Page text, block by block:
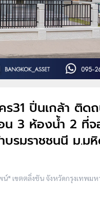
31 ปิ่นเกล้า ติด
น 3 ห้องน้ำ 2 ที่
รมราชชนนี ม.ม
* เขตตลิ่งชัน จังหวัดกรุงเทพมห